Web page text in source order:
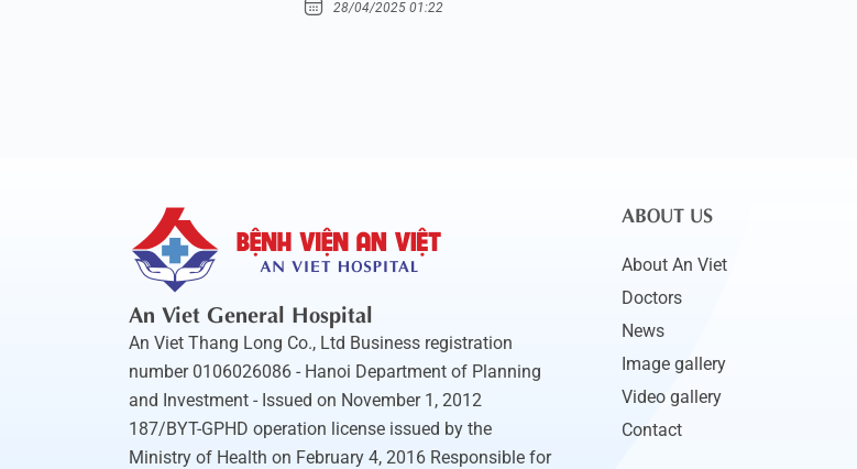
28/04/2025 01:22
An Viet General Hospital
An Viet Thang Long Co., Ltd Business registration
number 0106026086 - Hanoi Department of Planning
and Investment - Issued on November 1, 2012
187/BYT-GPHD operation license issued by the
Ministry of Health on February 4, 2016 Responsible for
ABOUT US
About An Viet
Doctors
News
Image gallery
Video gallery
Contact